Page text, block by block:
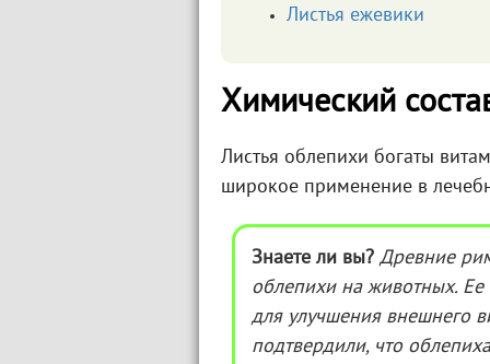
Листья ежевики
Химический
Листья облепихи богаты
широкое применение в
Знаете ли вы? Древние
облепихи на животных. Ее
для улучшения внешнего
подтвердили, что